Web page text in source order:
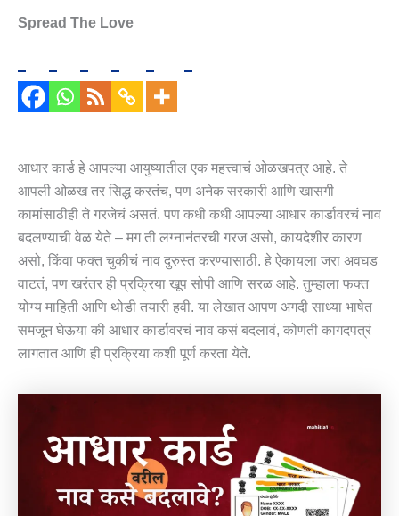
Spread The Love
आधार कार्ड हे आपल्या आयुष्यातील एक महत्त्वाचं ओळखपत्र आहे. ते
आपली ओळख तर सिद्ध करतंच, पण अनेक सरकारी आणि खासगी
कामांसाठीही ते गरजेचं असतं. पण कधी कधी आपल्या आधार कार्डावरचं नाव
बदलण्याची वेळ येते – मग ती लग्नानंतरची गरज असो, कायदेशीर कारण
असो, किंवा फक्त चुकीचं नाव दुरुस्त करण्यासाठी. हे ऐकायला जरा अवघड
वाटतं, पण खरंतर ही प्रक्रिया खूप सोपी आणि सरळ आहे. तुम्हाला फक्त
योग्य माहिती आणि थोडी तयारी हवी. या लेखात आपण अगदी साध्या भाषेत
समजून घेऊया की आधार कार्डावरचं नाव कसं बदलावं, कोणती कागदपत्रं
लागतात आणि ही प्रक्रिया कशी पूर्ण करता येते.